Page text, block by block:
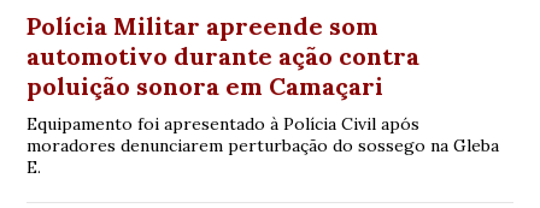
Polícia Militar apreende som
automotivo durante ação contra
poluição sonora em Camaçari
Equipamento foi apresentado à Polícia Civil após
moradores denunciarem perturbação do sossego na Gleba
E.